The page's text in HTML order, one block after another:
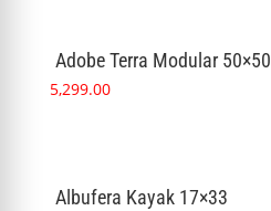
Adobe Terra Modular 50×50
5,299.00
Albufera Kayak 17×33